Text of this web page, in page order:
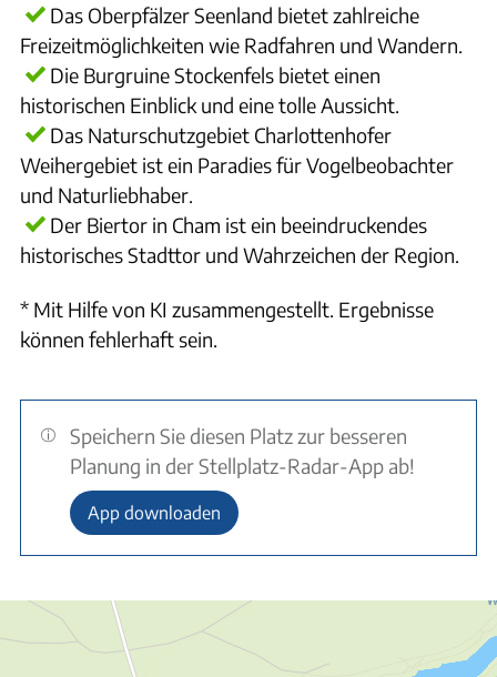
Das Oberpfälzer Seenland bietet zahlreiche
Freizeitmöglichkeiten wie Radfahren und Wandern.
Die Burgruine Stockenfels bietet einen
historischen Einblick und eine tolle Aussicht.
Das Naturschutzgebiet Charlottenhofer
Weihergebiet ist ein Paradies für Vogelbeobachter
und Naturliebhaber.
Der Biertor in Cham ist ein beeindruckendes
historisches Stadttor und Wahrzeichen der Region.
* Mit Hilfe von KI zusammengestellt. Ergebnisse
können fehlerhaft sein.
Speichern Sie diesen Platz zur besseren
Planung in der Stellplatz-Radar-App ab!
App downloaden